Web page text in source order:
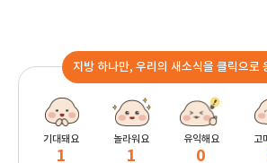
지방 하나만, 우리의 새소식을 클릭으로
기대돼요
1
놀라워요
1
유익해요
0
고